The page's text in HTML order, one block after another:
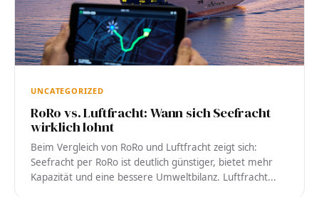
UNCATEGORIZED
RoRo vs. Luftfracht: Wann sich Seefracht
wirklich lohnt
Beim Vergleich von RoRo und Luftfracht zeigt sich:
Seefracht per RoRo ist deutlich günstiger, bietet mehr
Kapazität und eine bessere Umweltbilanz. Luftfracht...